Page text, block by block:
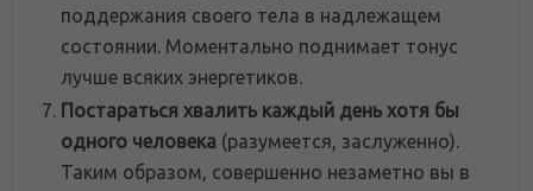
поддержания своего тела в надлежащем
состоянии. Моментально поднимает тонус
лучше всяких энергетиков.
Постараться хвалить каждый день хотя бы
одного человека (разумеется, заслуженно).
Таким образом, совершенно незаметно вы в